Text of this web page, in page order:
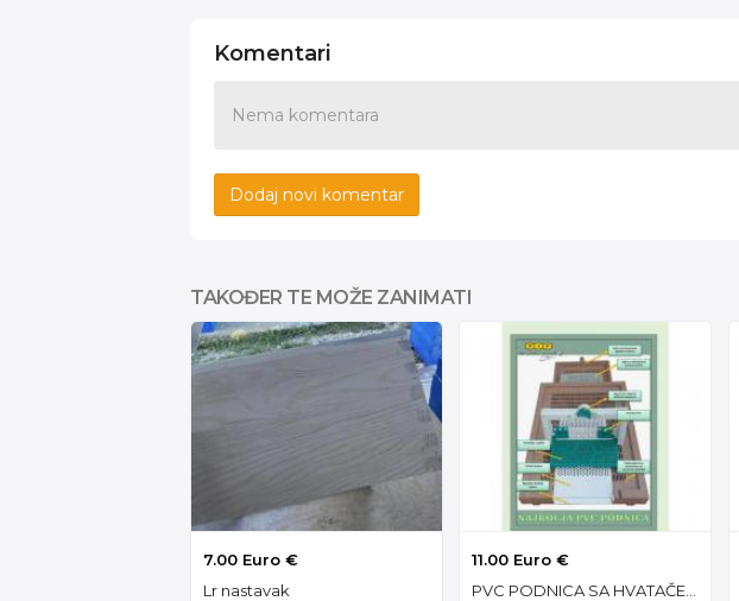
Komentari
Nema komentara
Dodaj novi komentar
TAKOĐER TE MOŽE ZANIMATI
7.00 Euro €
Lr nastavak
11.00 Euro €